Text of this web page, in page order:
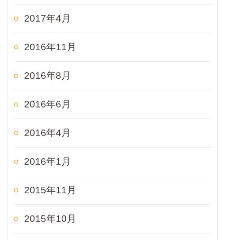
2017年4月
2016年11月
2016年8月
2016年6月
2016年4月
2016年1月
2015年11月
2015年10月